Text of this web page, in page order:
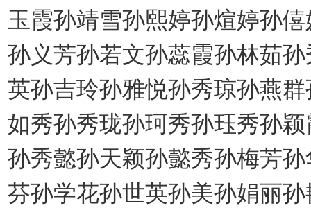
玉霞孙靖雪孙熙婷孙煊婷孙
孙义芳孙若文孙蕊霞孙林茹
英孙吉玲孙雅悦孙秀琼孙燕
如秀孙秀珑孙珂秀孙珏秀孙
孙秀懿孙天颖孙懿秀孙梅芳
芬孙学花孙世英孙美孙娟丽